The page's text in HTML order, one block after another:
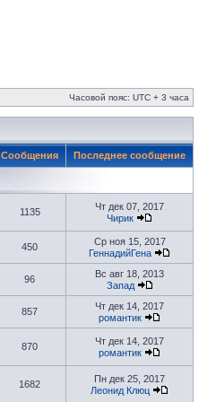
Часовой пояс: UTC + 3 часа
Сообщения Последнее сообщение
1135
Чт дек 07, 2017
Чирик
450
Ср ноя 15, 2017
ГеннадийГена
96
Вс авг 18, 2013
Запад
857
Чт дек 14, 2017
романтик
870
Чт дек 14, 2017
романтик
1682
Пн дек 25, 2017
Леонид Клюц